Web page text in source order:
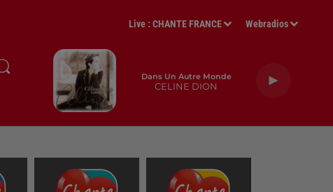
Live :CHANTE FRANCE Webradios
Dans Un Autre Monde
CELINE DION